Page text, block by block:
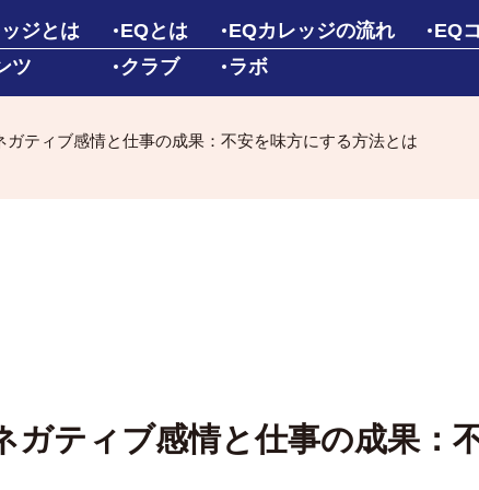
ジとは EQとは EQカレッジの流れ
EQ
ツ
クラブ ラボ
ティブ感情と仕事の成果：不安を味方にする方法とは
ティブ感情と仕事の成果：